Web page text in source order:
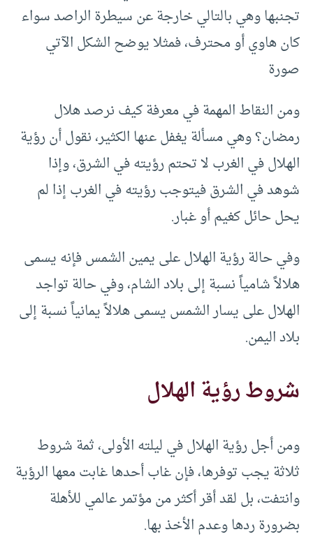
تجنبها وهي بالتالي خارجة عن سيطرة الراصد سواء
كان هاوي أو محترف، فمثلا يوضح الشكل الآتي
صورة
ومن النقاط المهمة في معرفة كيف نرصد هلال
رمضان؟ وهي مسألة يغفل عنها الكثير، نقول أن رؤية
الهلال في الغرب لا تحتم رؤيته في الشرق، وإذا
شوهد في الشرق فيتوجب رؤيته في الغرب إذا لم
يحل حائل كغيم أو غبار.
وفي حالة رؤية الهلال على يمين الشمس فإنه يسمى
هلالاً شامياً نسبة إلى بلاد الشام، وفي حالة تواجد
الهلال على يسار الشمس يسمى هلالاً يمانياً نسبة إلى
بلاد اليمن.
شروط رؤية الهلال
ومن أجل رؤية الهلال في ليلته الأولى، ثمة شروط
ثلاثة يجب توفرها، فإن غاب أحدها غابت معها الرؤية
وانتفت، بل لقد أقر أكثر من مؤتمر عالمي للأهلة
بضرورة ردها وعدم الأخذ بها.